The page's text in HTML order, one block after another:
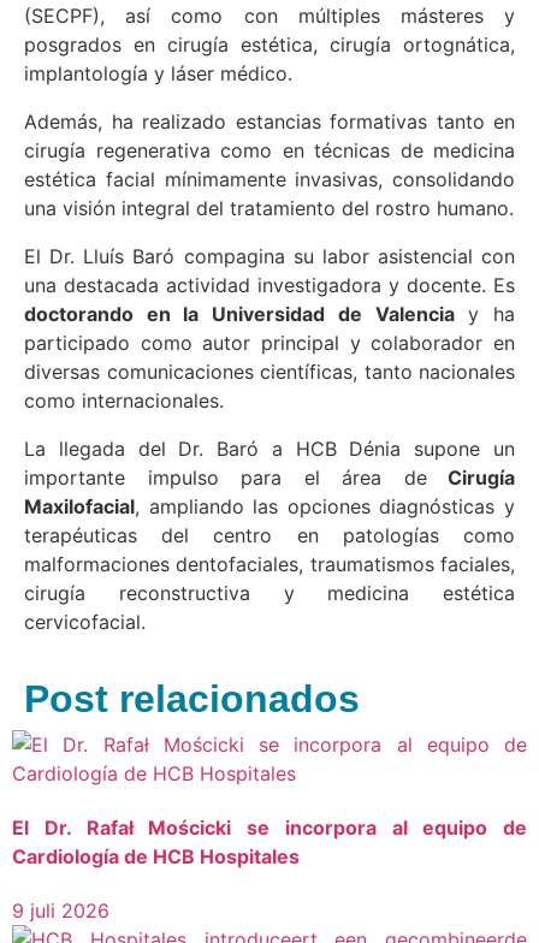
(SECPF), así como con múltiples másteres y
posgrados en cirugía estética, cirugía ortognática,
implantología y láser médico.
Además, ha realizado estancias formativas tanto en
cirugía regenerativa como en técnicas de medicina
estética facial mínimamente invasivas, consolidando
una visión integral del tratamiento del rostro humano.
El Dr. Lluís Baró compagina su labor asistencial con
una destacada actividad investigadora y docente. Es
doctorando en la Universidad de Valenciay ha
participado como autor principal y colaborador en
diversas comunicaciones científicas, tanto nacionales
como internacionales.
La llegada del Dr. Baró a HCB Dénia supone un
importante impulso para el área deCirugía
Maxilofacial, ampliando las opciones diagnósticas y
terapéuticas del centro en patologías como
malformaciones dentofaciales, traumatismos faciales,
cirugía reconstructiva y medicina estética
cervicofacial.
Post relacionados
El Dr. Rafał Mościcki se incorpora al equipo de
Cardiología de HCB Hospitales
9 juli 2026